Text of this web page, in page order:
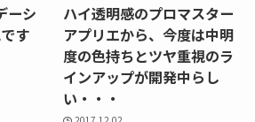
ーシ
す
ハイ透明感のプロマスター
アプリエから、今度は中明
度の色持ちとツヤ重視のラ
インアップが開発中らし
い・・・